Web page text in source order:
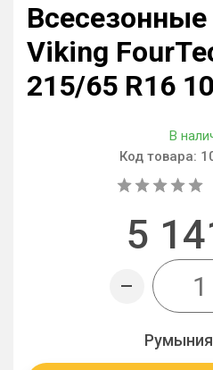
Viking
215/65 R16
В
Код товара:
5